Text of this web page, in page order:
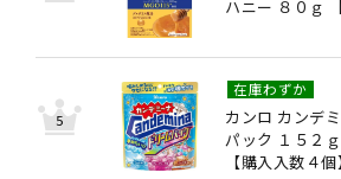
ハニー ８０ｇ
カンロ カンデ
パック １５２
【購入入数４個
在庫わずか